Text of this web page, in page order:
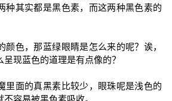
种其实都是黑色素，而这两种黑色素的
颜色，那蓝绿眼睛是怎么来的呢？诶，
现蓝色的道理是有点像的？
里面的真黑素比较少，眼珠呢是浅色的
容易被黑色素吸收。